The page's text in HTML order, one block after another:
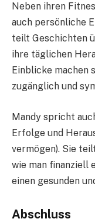
Neben ihren
auch persönliche
teilt Geschichten
ihre täglichen
Einblicke machen
zugänglich und
Mandy spricht
Erfolge und
vermögen). Sie
wie man finanziell
einen gesunden
Abschluss